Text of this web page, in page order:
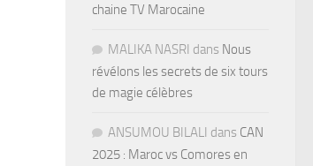
chaine TV Marocaine
MALIKA NASRI dans Nous
révélons les secrets de six tours
de magie célèbres
ANSUMOU BILALI dans CAN
2025 : Maroc vs Comores en